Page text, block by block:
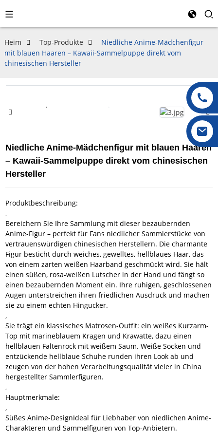
Heim Top-Produkte
Niedliche Anime-Mädchenfigur
mit blauen Haaren – Kawaii-Sammelpuppe direkt vom
chinesischen Hersteller
Niedliche Anime-Mädchenfigur mit blauen Haaren
– Kawaii-Sammelpuppe direkt vom chinesischen
Hersteller
Produktbeschreibung:
,
Bereichern Sie Ihre Sammlung mit dieser bezaubernden
Anime-Figur – perfekt für Fans niedlicher Sammlerstücke von
vertrauenswürdigen chinesischen Herstellern. Die charmante
Figur besticht durch weiches, gewelltes, hellblaues Haar, das
von einem zarten weißen Haarband geschmückt wird. Sie hält
einen süßen, rosa-weißen Lutscher in der Hand und fängt so
einen bezaubernden Moment ein. Ihre ruhigen, geschlossenen
Augen unterstreichen ihren friedlichen Ausdruck und machen
sie zu einem echten Hingucker.
,
Sie trägt ein klassisches Matrosen-Outfit: ein weißes Kurzarm-
Top mit marineblauem Kragen und Krawatte, dazu einen
hellblauen Faltenrock mit weißem Saum. Weiße Socken und
entzückende hellblaue Schuhe runden ihren Look ab und
zeugen von der hohen Verarbeitungsqualität vieler in China
hergestellter Sammlerfiguren.
,
Hauptmerkmale:
,
Süßes Anime-DesignIdeal für Liebhaber von niedlichen Anime-
Charakteren und Sammelfiguren von Top-Anbietern.